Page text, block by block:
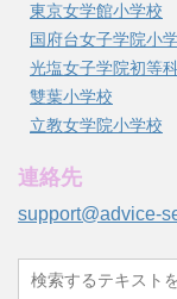
東京女学館小学校
国府台女子学院小
光塩女子学院初等
雙葉小学校
立教女学院小学校
連絡先
support@advice-